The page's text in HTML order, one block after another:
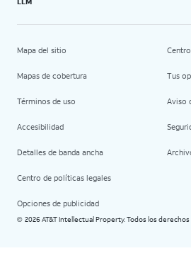
Mapa del sitio
Mapas de cobertura
Términos de uso
Accesibilidad
Detalles de banda ancha
Centro de políticas legales
Opciones de publicidad
Tus
Aviso
© 2026 AT&T Intellectual Property. Todos los